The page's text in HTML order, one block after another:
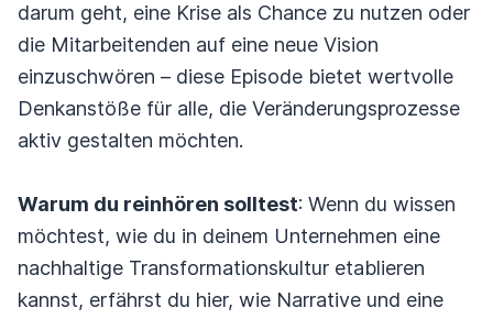
darum geht, eine Krise als Chance zu nutzen oder
die Mitarbeitenden auf eine neue Vision
einzuschwören – diese Episode bietet wertvolle
Denkanstöße für alle, die Veränderungsprozesse
aktiv gestalten möchten.
Warum du reinhören solltest: Wenn du wissen
möchtest, wie du in deinem Unternehmen eine
nachhaltige Transformationskultur etablieren
kannst, erfährst du hier, wie Narrative und eine